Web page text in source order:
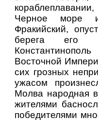
Черное море
Фракийский,
берега его
Восточной
сих грозных
ужасом
Молва народная
жителями
победителями